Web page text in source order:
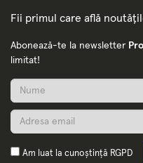
Fii primul care află
Abonează-te la newsletter
limitat!
Am luat la cunoștință RGPD